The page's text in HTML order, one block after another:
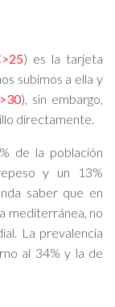
) es la tarjeta
subimos a ella y
), sin embargo,
directamente.
de la población
y un 13%
saber que en
mediterránea, no
La prevalencia
al 34% y la de